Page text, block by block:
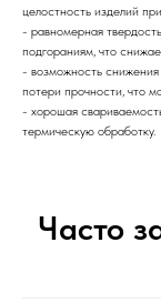
целостность изделий
- равномерная
подгораниям, что
- возможность
потери прочности, что
- хорошая
термическую обработку.
Часто